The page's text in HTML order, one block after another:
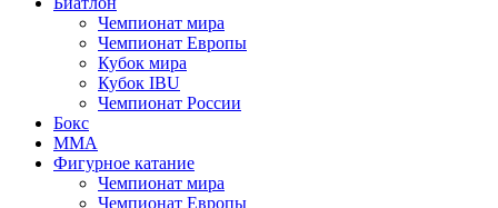
Чемпионат мира
Чемпионат Европы
Кубок мира
Кубок IBU
Чемпионат России
Бокс
MMA
Фигурное катание
Чемпионат мира
Чемпионат Европы